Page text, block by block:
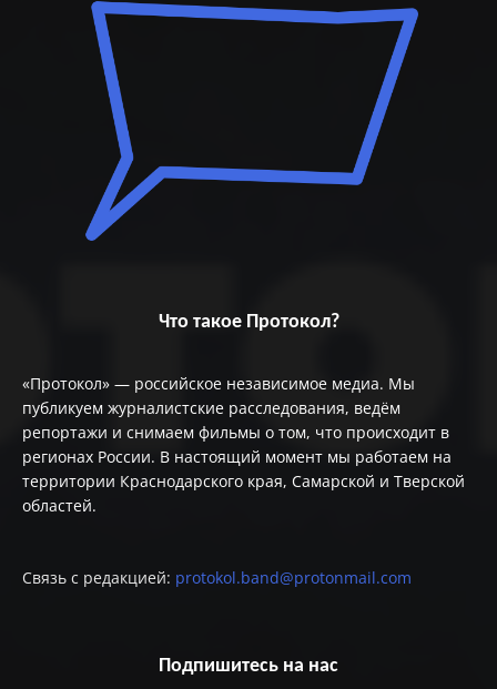
Что такое Протокол?
«Протокол» — российское независимое медиа. Мы
публикуем журналистские расследования, ведём
репортажи и снимаем фильмы о том, что происходит в
регионах России. В настоящий момент мы работаем на
территории Краснодарского края, Самарской и Тверской
областей.
Связь с редакцией: protokol.band@protonmail.com
Подпишитесь на нас